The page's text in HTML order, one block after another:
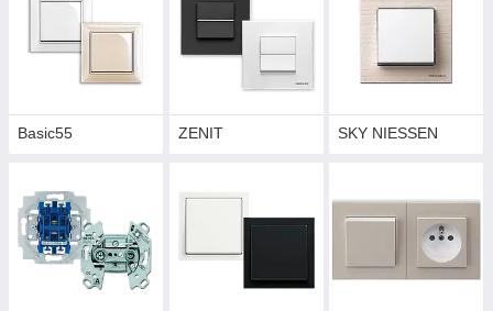
Basic55 ZENIT SKY NIESSEN